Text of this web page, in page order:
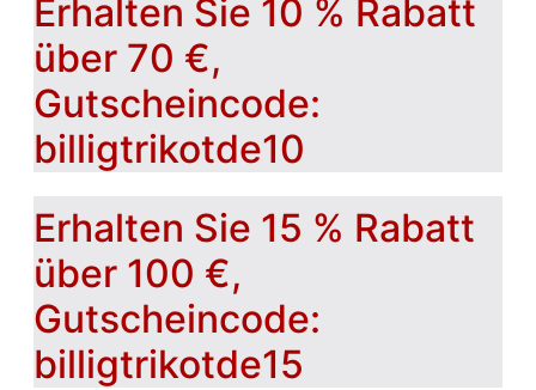
Erhalten Sie 10 % Rabatt
über 70 €,
Gutscheincode:
billigtrikotde10
Erhalten Sie 15 % Rabatt
über 100 €,
Gutscheincode:
billigtrikotde15